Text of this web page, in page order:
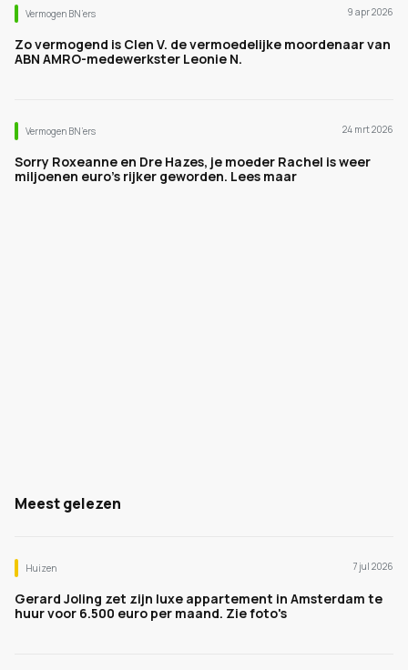
Vermogen BN’ers 9 apr 2026
Zo vermogend is Clen V. de vermoedelijke moordenaar van
ABN AMRO-medewerkster Leonie N.
Vermogen BN’ers 24 mrt 2026
Sorry Roxeanne en Dre Hazes, je moeder Rachel is weer
miljoenen euro's rijker geworden. Lees maar
Meest gelezen
Huizen 7 jul 2026
Gerard Joling zet zijn luxe appartement in Amsterdam te
huur voor 6.500 euro per maand. Zie foto's